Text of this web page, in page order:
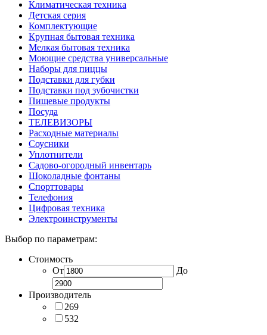
Климатическая техника
Детская серия
Комплектующие
Крупная бытовая техника
Мелкая бытовая техника
Моющие средства универсальные
Наборы для пиццы
Подставки для губки
Подставки под зубочистки
Пищевые продукты
Посуда
ТЕЛЕВИЗОРЫ
Расходные материалы
Соусники
Уплотнители
Садово-огородный инвентарь
Шоколадные фонтаны
Спорттовары
Телефония
Цифровая техника
Электроинструменты
Выбор по параметрам:
Стоимость
От
До
Производитель
269
532